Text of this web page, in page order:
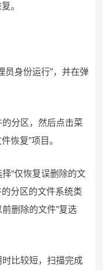
。
员身份运行”，并在弹
分区，然后点击菜
恢复”项目。
“仅恢复误删除的文
的分区的文件系统类
删除的文件”复选
比较短，扫描完成